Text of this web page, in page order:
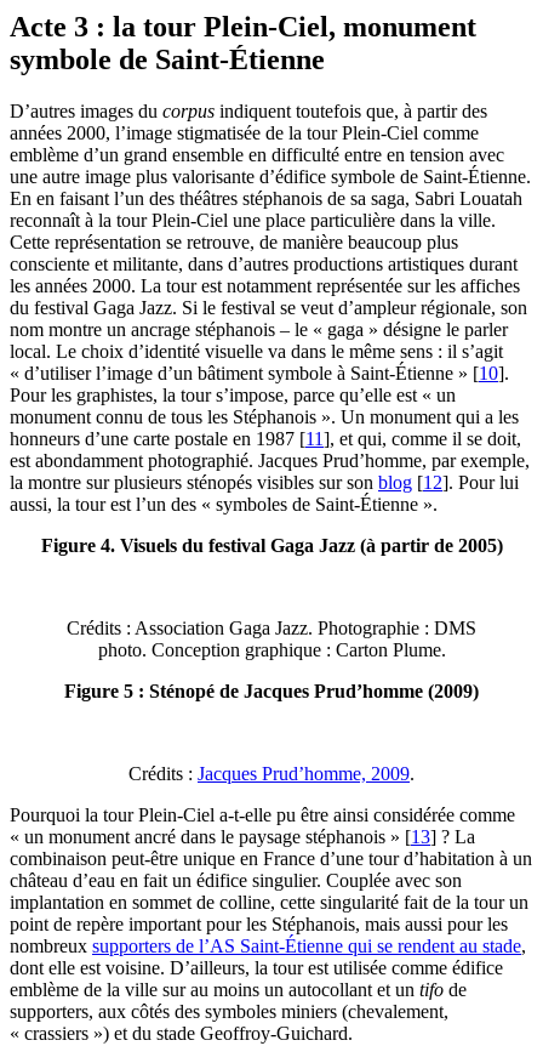
Acte 3 : la tour Plein-Ciel, monument
symbole de Saint-Étienne
D’autres images du corpus indiquent toutefois que, à partir des
années 2000, l’image stigmatisée de la tour Plein-Ciel comme
emblème d’un grand ensemble en difficulté entre en tension avec
une autre image plus valorisante d’édifice symbole de Saint-Étienne.
En en faisant l’un des théâtres stéphanois de sa saga, Sabri Louatah
reconnaît à la tour Plein-Ciel une place particulière dans la ville.
Cette représentation se retrouve, de manière beaucoup plus
consciente et militante, dans d’autres productions artistiques durant
les années 2000. La tour est notamment représentée sur les affiches
du festival Gaga Jazz. Si le festival se veut d’ampleur régionale, son
nom montre un ancrage stéphanois – le « gaga » désigne le parler
local. Le choix d’identité visuelle va dans le même sens : il s’agit
« d’utiliser l’image d’un bâtiment symbole à Saint-Étienne » [10].
Pour les graphistes, la tour s’impose, parce qu’elle est « un
monument connu de tous les Stéphanois ». Un monument qui a les
honneurs d’une carte postale en 1987 [11], et qui, comme il se doit,
est abondamment photographié. Jacques Prud’homme, par exemple,
la montre sur plusieurs sténopés visibles sur son blog [12]. Pour lui
aussi, la tour est l’un des « symboles de Saint-Étienne ».
Figure 4. Visuels du festival Gaga Jazz (à partir de 2005)
Crédits : Association Gaga Jazz. Photographie : DMS
photo. Conception graphique : Carton Plume.
Figure 5 : Sténopé de Jacques Prud’homme (2009)
Crédits : Jacques Prud’homme, 2009.
Pourquoi la tour Plein-Ciel a-t-elle pu être ainsi considérée comme
« un monument ancré dans le paysage stéphanois » [13] ? La
combinaison peut-être unique en France d’une tour d’habitation à un
château d’eau en fait un édifice singulier. Couplée avec son
implantation en sommet de colline, cette singularité fait de la tour un
point de repère important pour les Stéphanois, mais aussi pour les
nombreux supporters de l’AS Saint-Étienne qui se rendent au stade,
dont elle est voisine. D’ailleurs, la tour est utilisée comme édifice
emblème de la ville sur au moins un autocollant et un tifo de
supporters, aux côtés des symboles miniers (chevalement,
« crassiers ») et du stade Geoffroy-Guichard.